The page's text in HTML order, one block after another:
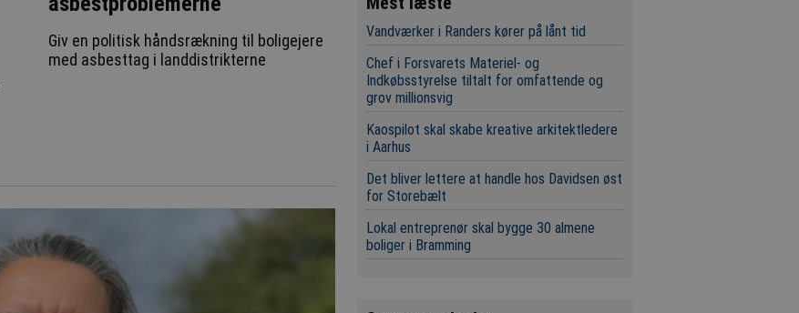
Giv en politisk håndsrækning til boligejere
med asbesttag i landdistrikterne
Vandværker i Randers kører på lånt tid
Chef i Forsvarets Materiel- og
Indkøbsstyrelse tiltalt for omfattende og
grov millionsvig
Kaospilot skal skabe kreative arkitektledere
i Aarhus
Det bliver lettere at handle hos Davidsen øst
for Storebælt
Lokal entreprenør skal bygge 30 almene
boliger i Bramming